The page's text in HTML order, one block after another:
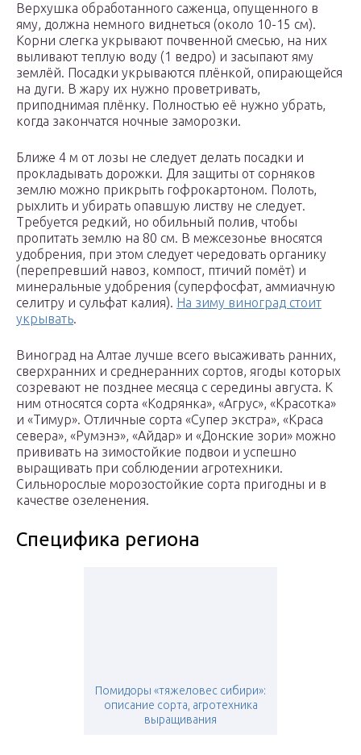
Верхушка обработанного саженца, опущенного в
яму, должна немного виднеться (около 10-15 см).
Корни слегка укрывают почвенной смесью, на них
выливают теплую воду (1 ведро) и засыпают яму
землёй. Посадки укрываются плёнкой, опирающейся
на дуги. В жару их нужно проветривать,
приподнимая плёнку. Полностью её нужно убрать,
когда закончатся ночные заморозки.
Ближе 4 м от лозы не следует делать посадки и
прокладывать дорожки. Для защиты от сорняков
землю можно прикрыть гофрокартоном. Полоть,
рыхлить и убирать опавшую листву не следует.
Требуется редкий, но обильный полив, чтобы
пропитать землю на 80 см. В межсезонье вносятся
удобрения, при этом следует чередовать органику
(перепревший навоз, компост, птичий помёт) и
минеральные удобрения (суперфосфат, аммиачную
селитру и сульфат калия). На зиму виноград стоит
укрывать.
Виноград на Алтае лучше всего высаживать ранних,
сверхранних и среднеранних сортов, ягоды которых
созревают не позднее месяца с середины августа. К
ним относятся сорта «Кодрянка», «Агрус», «Красотка»
и «Тимур». Отличные сорта «Супер экстра», «Краса
севера», «Румэнэ», «Айдар» и «Донские зори» можно
прививать на зимостойкие подвои и успешно
выращивать при соблюдении агротехники.
Сильнорослые морозостойкие сорта пригодны и в
качестве озеленения.
Специфика региона
Помидоры «тяжеловес сибири»:
описание сорта, агротехника
выращивания